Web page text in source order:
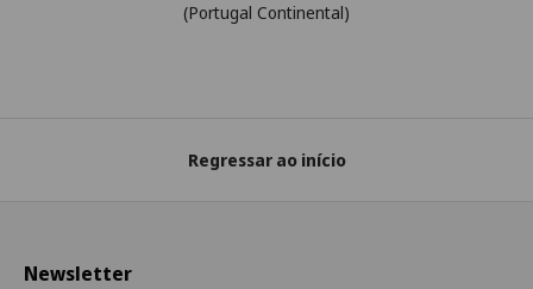
(Portugal Continental)
Regressar ao início
Newsletter